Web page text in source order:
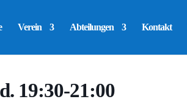
Verein Abteilungen Kontakt
19:30-21:00